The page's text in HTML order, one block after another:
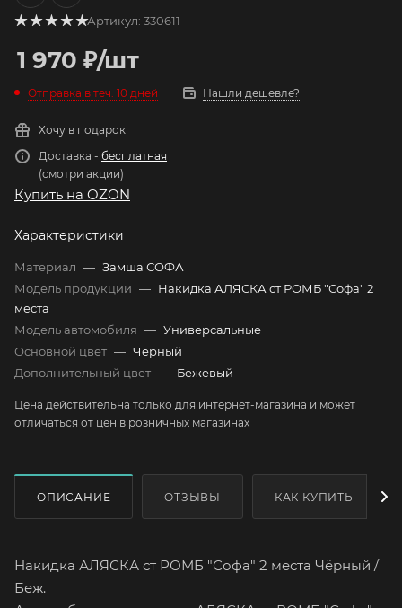
Артикул: 330611
1 970 ₽/шт
Отправка в теч. 10 дней Нашли дешевле?
Хочу в подарок
Доставка - бесплатная
(смотри акции)
Купить на OZON
Характеристики
Материал — Замша СОФА
Модель продукции — Накидка АЛЯСКА ст РОМБ "Софа" 2
места
Модель автомобиля — Универсальные
Основной цвет — Чёрный
Дополнительный цвет — Бежевый
Цена действительна только для интернет-магазина и может
отличаться от цен в розничных магазинах
ОПИСАНИЕ ОТЗЫВЫ КАК КУПИТЬ
Накидка АЛЯСКА ст РОМБ "Софа" 2 места Чёрный /
Беж.